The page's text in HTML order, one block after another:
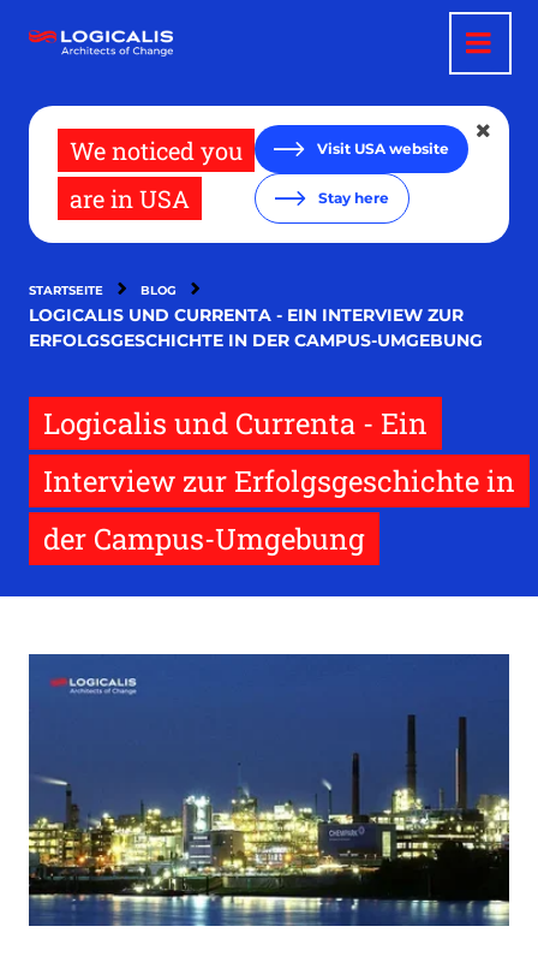
zum
Inhalt
We noticed you
are in USA
Visit USA website
Stay here
STARTSEITE BLOG
LOGICALIS UND CURRENTA - EIN INTERVIEW ZUR
ERFOLGSGESCHICHTE IN DER CAMPUS-UMGEBUNG
Logicalis und Currenta - Ein
Interview zur Erfolgsgeschichte in
der Campus-Umgebung